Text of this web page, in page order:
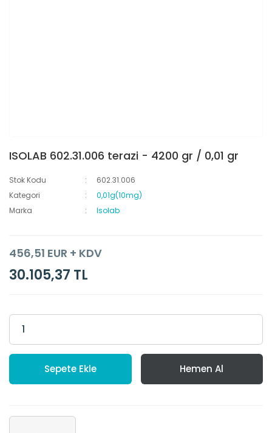
ISOLAB 602.31.006 terazi - 4200 gr / 0,01 gr
Stok Kodu
602.31.006
Kategori
0,01g(10mg)
Marka
Isolab
456,51 EUR + KDV
30.105,37 TL
Sepete Ekle Hemen Al